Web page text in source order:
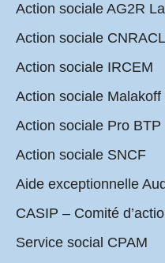
Action sociale AG2R
Action sociale CNRACL
Action sociale IRCEM
Action sociale Malakoff
Action sociale Pro BTP
Action sociale SNCF
Aide exceptionnelle
CASIP – Comité
Service social CPAM